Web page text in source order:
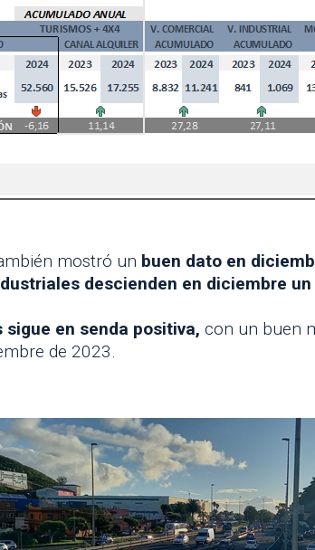
mostró un buen dato en
descienden en diciembre un
en senda positiva, con un buen
de 2023.